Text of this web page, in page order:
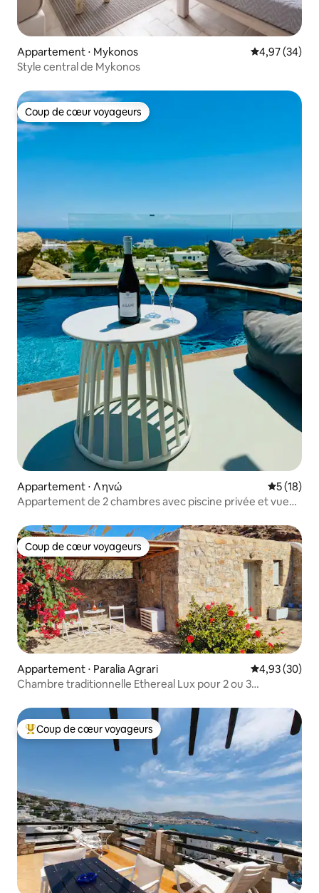
Appartement ⋅ Mykonos Évaluation
4,97 (34)
Style central de Mykonos
Coup de cœur voyageurs
Coup de cœur voyageurs
Appartement ⋅ Ληνώ
5 (18)
Appartement de 2 chambres avec piscine privée et vue
Coup de cœur voyageurs
Coup de cœur voyageurs
Appartement ⋅ Paralia Agrari Évaluation
4,93 (30)
Chambre traditionnelle Ethereal Lux pour 2 ou 3
Coups de cœur voyageurs les plus appréciés
Coup de cœur voyageurs